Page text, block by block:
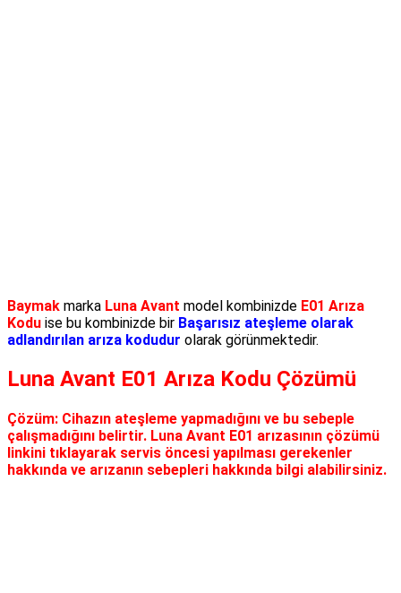
Baymak marka Luna Avant model kombinizde E01 Arıza
Kodu ise bu kombinizde bir Başarısız ateşleme olarak
adlandırılan arıza kodudur olarak görünmektedir.
Luna Avant E01 Arıza Kodu Çözümü
Çözüm: Cihazın ateşleme yapmadığını ve bu sebeple
çalışmadığını belirtir. Luna Avant E01 arızasının çözümü
linkini tıklayarak servis öncesi yapılması gerekenler
hakkında ve arızanın sebepleri hakkında bilgi alabilirsiniz.